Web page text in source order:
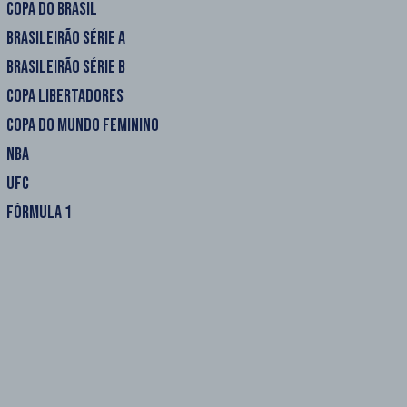
COPA DO BRASIL
BRASILEIRÃO SÉRIE A
BRASILEIRÃO SÉRIE B
COPA LIBERTADORES
COPA DO MUNDO FEMININO
NBA
UFC
FÓRMULA 1